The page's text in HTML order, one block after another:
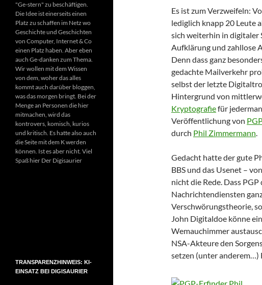
Es ist zum Verzweifeln:
lediglich knapp 20 Leute
sich weiterhin in digitaler
Aufklärung und zahllose
Denn dass ganz
gedachte Mailverkehr
selbst der letzte
Hintergrund von
Kryptografiefür
Veröffentlichung von
durch Phil Zimmermann.
Gedacht hatte der gute
BBS und das Usenet –
nicht die Rede. Dass
Nachrichtendiensten
Verschwörungstheorie,
John Digitaldoe könne
Wemauchimmer
NSA-Akteure den
setzen (unter anderem…)
"Ge-stern" zu beschäftigen.
Die Idee ist einerseits einen
Platz zu schaffen im Netz wo
Geschichte und Geschichten
von Computer, Internet & Co
einen Platz haben. Aber eben
auch Ge-danken zum Thema.
Wir wollen mit dem Wissen
von dem, woher das alles
kommt auch darüber bloggen,
was das morgen bringt. Bei der
Menge an Personen die hier
mitmachen, wird das
kontrovers, komisch, kurios
und kritisch. Es hatte also auch
die Seite mit dem K werden
können. Ist es aber nicht. Viel
Spaß hier Der Digisaurier
TRANSPARENZHINWEIS: KI-
EINSATZ BEI DIGISAURIER